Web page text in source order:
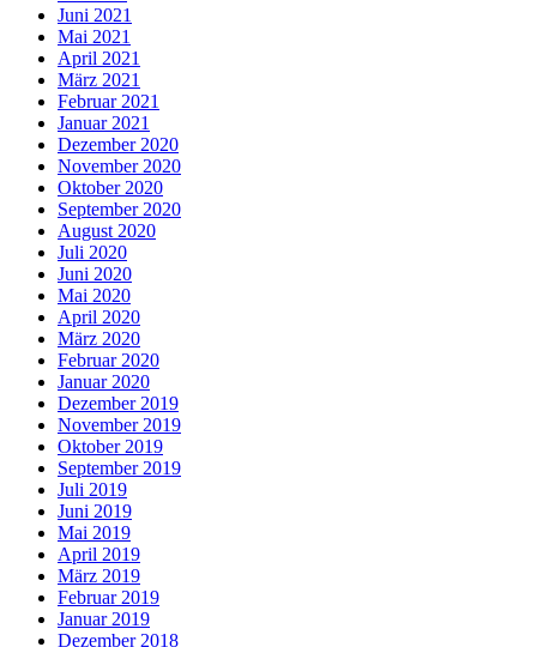
Juni 2021
Mai 2021
April 2021
März 2021
Februar 2021
Januar 2021
Dezember 2020
November 2020
Oktober 2020
September 2020
August 2020
Juli 2020
Juni 2020
Mai 2020
April 2020
März 2020
Februar 2020
Januar 2020
Dezember 2019
November 2019
Oktober 2019
September 2019
Juli 2019
Juni 2019
Mai 2019
April 2019
März 2019
Februar 2019
Januar 2019
Dezember 2018